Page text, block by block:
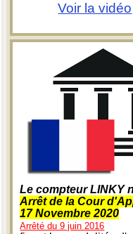
Voir la vidéo
Le compteur LINKY
Arrêt de la Cour
17 Novembre 2020
Arrêté du 9 juin 2016